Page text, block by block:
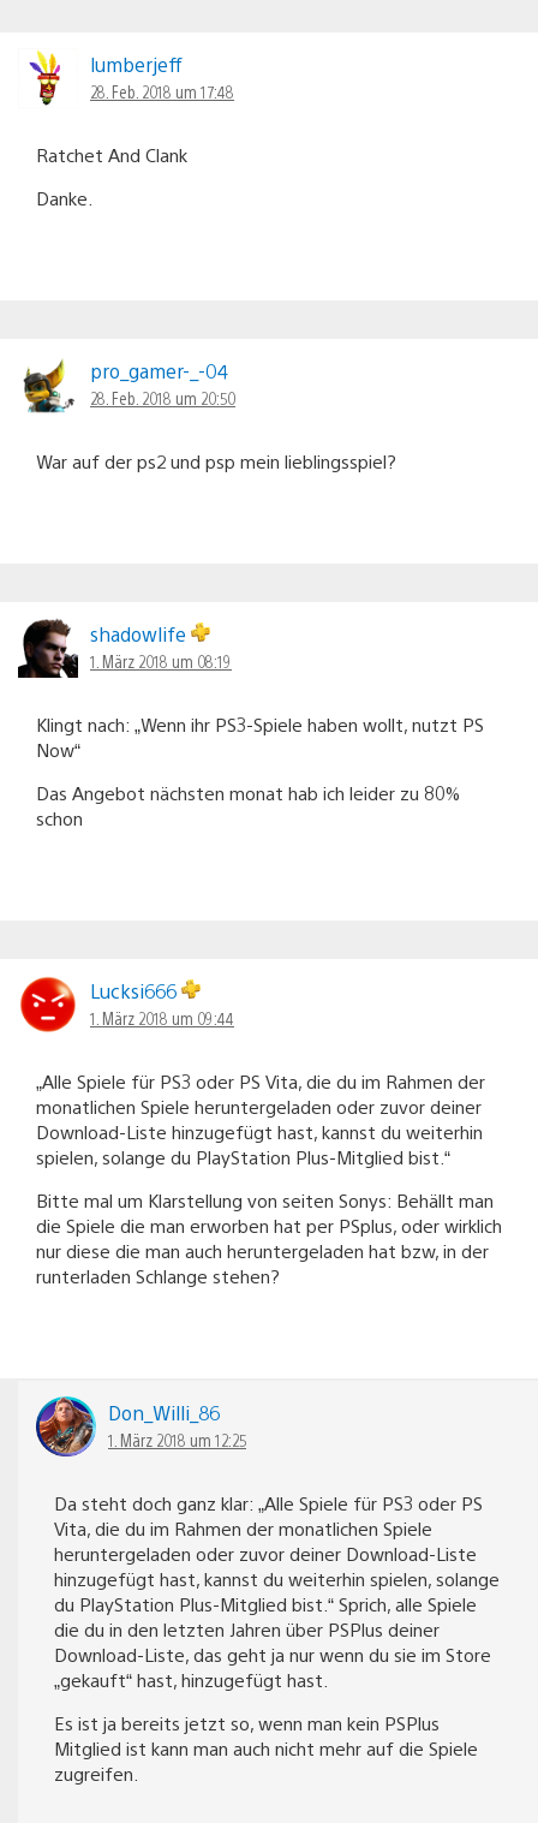
lumberjeff
28. Feb. 2018 um 17:48
Ratchet And Clank
Danke.
pro_gamer-_-04
28. Feb. 2018 um 20:50
War auf der ps2 und psp mein lieblingsspiel?
shadowlife
1. März 2018 um 08:19
Klingt nach: „Wenn ihr PS3-Spiele haben wollt, nutzt PS
Now“
Das Angebot nächsten monat hab ich leider zu 80%
schon
Lucksi666
1. März 2018 um 09:44
„Alle Spiele für PS3 oder PS Vita, die du im Rahmen der
monatlichen Spiele heruntergeladen oder zuvor deiner
Download-Liste hinzugefügt hast, kannst du weiterhin
spielen, solange du PlayStation Plus-Mitglied bist.“
Bitte mal um Klarstellung von seiten Sonys: Behällt man
die Spiele die man erworben hat per PSplus, oder wirklich
nur diese die man auch heruntergeladen hat bzw, in der
runterladen Schlange stehen?
Don_Willi_86
1. März 2018 um 12:25
Da steht doch ganz klar: „Alle Spiele für PS3 oder PS
Vita, die du im Rahmen der monatlichen Spiele
heruntergeladen oder zuvor deiner Download-Liste
hinzugefügt hast, kannst du weiterhin spielen, solange
du PlayStation Plus-Mitglied bist.“ Sprich, alle Spiele
die du in den letzten Jahren über PSPlus deiner
Download-Liste, das geht ja nur wenn du sie im Store
„gekauft“ hast, hinzugefügt hast.
Es ist ja bereits jetzt so, wenn man kein PSPlus
Mitglied ist kann man auch nicht mehr auf die Spiele
zugreifen.